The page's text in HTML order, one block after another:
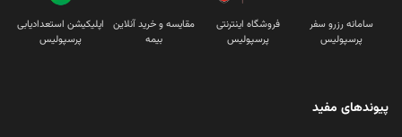
سامانه رزرو سفر
پرسپولیس
فروشگاه اینترنتی
پرسپولیس
مقایسه و خرید آنلاین
بیمه
اپلیکیشن استعدادیابی
پرسپولیس
پیوندهای مفید